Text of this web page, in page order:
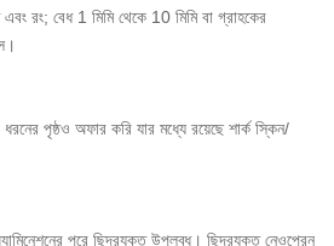
রং; বেধ 1 মিমি থেকে 10 মিমি বা গ্রাহকের
পৃষ্ঠও অফার করি যার মধ্যে রয়েছে শার্ক স্কিন/
পরে ছিদ্রযুক্ত উপলব্ধ। ছিদ্রযুক্ত নেওপ্রেন